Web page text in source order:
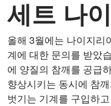
세트 나
올해 3월에는 나이지리
계에 대한 문의를 받았
에 양질의 참깨를 공급
향상시키는 동시에 참
벗기는 기계를 구입하